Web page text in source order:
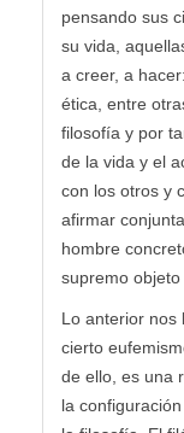
pensando sus
su vida,
a creer, a
ética, entre
filosofía y por
de la vida y el
con los otros y
afirmar
hombre
supremo objeto
Lo anterior nos
cierto
de ello, es una
la